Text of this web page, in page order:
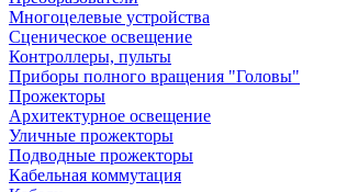
Многоцелевые устройства
Сценическое освещение
Контроллеры, пульты
Приборы полного вращения "Головы"
Прожекторы
Архитектурное освещение
Уличные прожекторы
Подводные прожекторы
Кабельная коммутация